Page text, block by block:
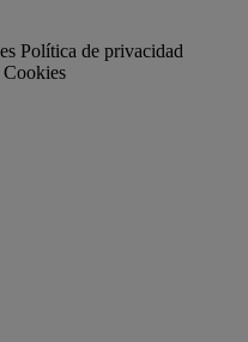
Política de privacidad